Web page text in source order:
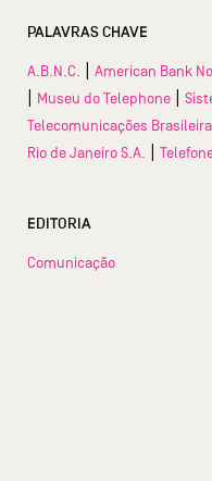
PALAVRAS CHAVE
A.B.N.C. |American Bank
Museu do Telephone |
Telecomunicações
Rio de Janeiro S.A.
|
EDITORIA
Comunicação